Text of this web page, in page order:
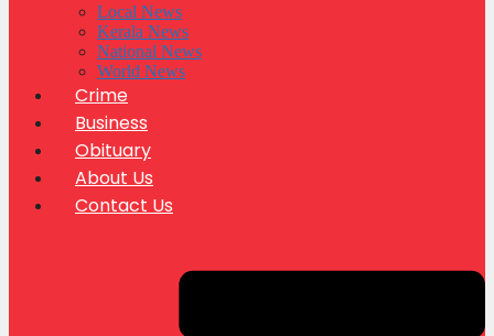
Local News
Kerala News
National News
World News
Crime
Business
Obituary
About Us
Contact Us